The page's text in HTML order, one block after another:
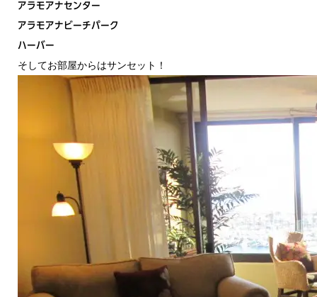
アラモアナセンター
アラモアナビーチパーク
ハーバー
そしてお部屋からはサンセット！